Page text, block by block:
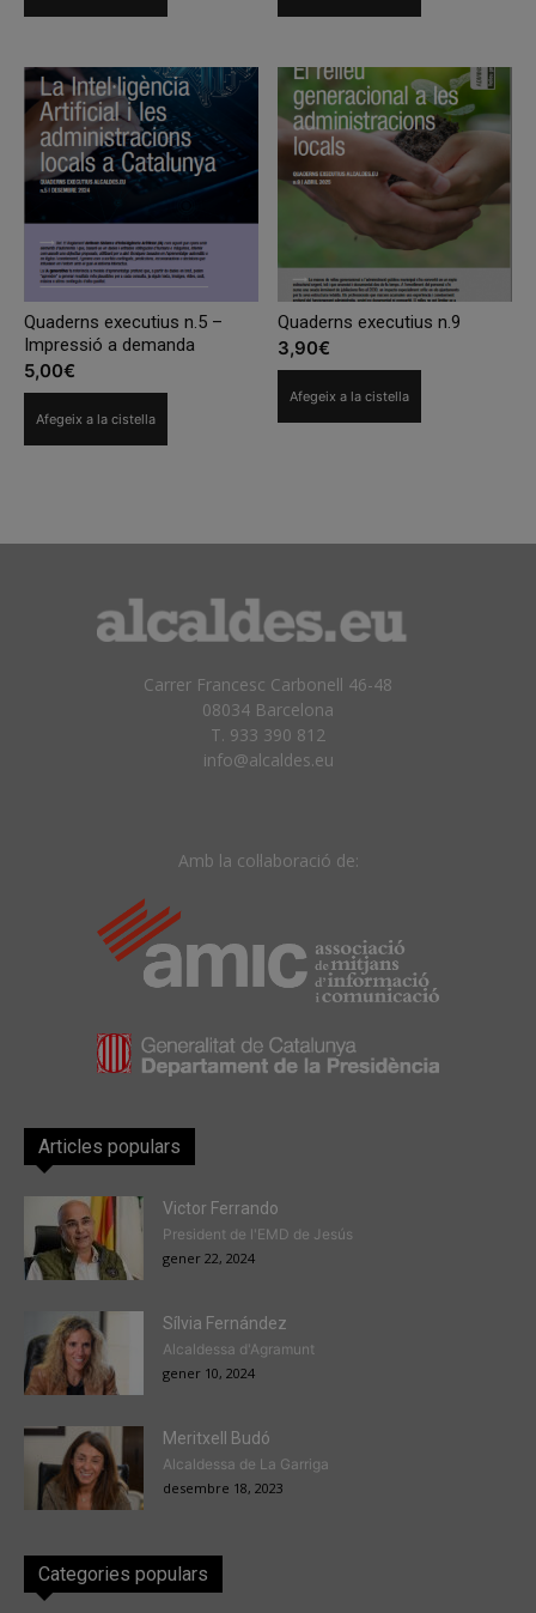
Quaderns executius n.5 –
Impressió a demanda
5,00€
Afegeix a la cistella
Quaderns executius n.9
3,90€
Afegeix a la cistella
Carrer Francesc Carbonell 46-48
08034 Barcelona
T. 933 390 812
info@alcaldes.eu
Amb la col·laboració de:
Articles populars
Victor Ferrando
President de l'EMD de Jesús
gener 22, 2024
Sílvia Fernández
Alcaldessa d'Agramunt
gener 10, 2024
Meritxell Budó
Alcaldessa de La Garriga
desembre 18, 2023
Categories populars